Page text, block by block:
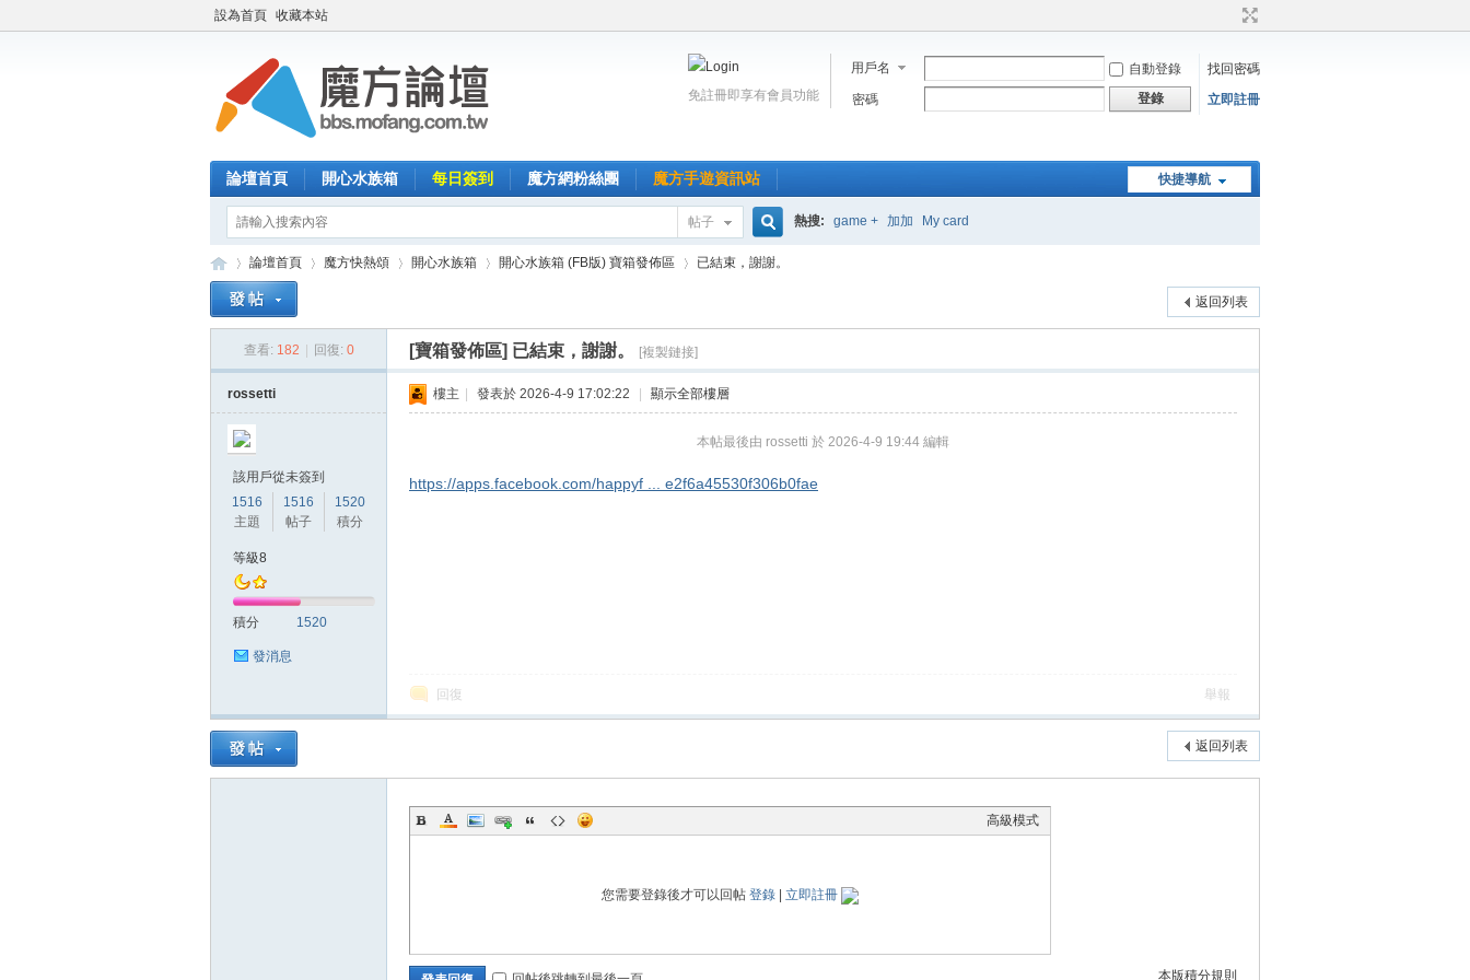
設為首頁 收藏本站
用戶名 自動登錄
找回密碼
密碼
登錄 立即註冊
免註冊即享有會員功能
快捷導航
論壇首頁 開心水族箱 每日簽到 魔方網粉絲團 魔方手遊資訊站
帖子
搜
熱搜: game + 加加 My card
論壇首頁 魔方快熱頌 開心水族箱
›
開心水族箱 (FB版) 寶箱發佈區
›
已結束，謝謝。
返回列表
查看: 182 回復: 0 [寶箱發佈區] 已結束，謝謝。 [複製鏈接]
rossetti
該用戶從未簽到
1516
主題
1516
帖子
1520
積分
等級8
積分 1520
發消息
樓主 發表於 2026-4-9 17:02:22 顯示全部樓層
本帖最後由 rossetti 於 2026-4-9 19:44 編輯
https://apps.facebook.com/happyf ... e2f6a45530f306b0fae
回復 舉報
返回列表
高級模式
您需要登錄後才可以回帖 登錄 立即註冊
本版積分規則